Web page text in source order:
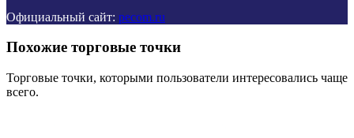
Официальный сайт: pecom.ru
Похожие торговые точки
Торговые точки, которыми пользователи интересовались чаще
всего.